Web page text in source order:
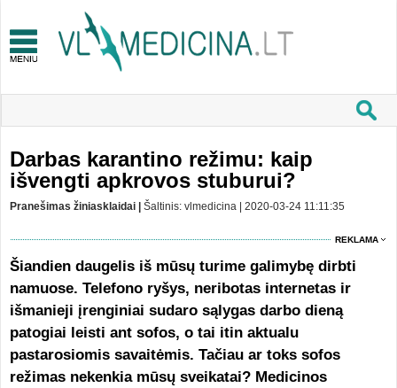
Darbas karantino režimu: kaip
išvengti apkrovos stuburui?
Pranešimas žiniasklaidai | Šaltinis: vlmedicina | 2020-03-24 11:11:35
REKLAMA
Šiandien daugelis iš mūsų turime galimybę dirbti
namuose. Telefono ryšys, neribotas internetas ir
išmanieji įrenginiai sudaro sąlygas darbo dieną
patogiai leisti ant sofos, o tai itin aktualu
pastarosiomis savaitėmis. Tačiau ar toks sofos
režimas nekenkia mūsų sveikatai? Medicinos